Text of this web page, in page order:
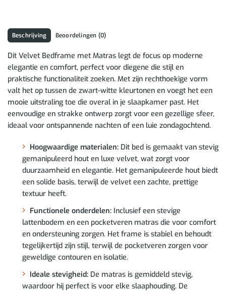
Beschrijving Beoordelingen (0)
Dit Velvet Bedframe met Matras legt de focus op moderne
elegantie en comfort, perfect voor diegene die stijl en
praktische functionaliteit zoeken. Met zijn rechthoekige vorm
valt het op tussen de zwart-witte kleurtonen en voegt het een
mooie uitstraling toe die overal in je slaapkamer past. Het
eenvoudige en strakke ontwerp zorgt voor een gezellige sfeer,
ideaal voor ontspannende nachten of een luie zondagochtend.
Hoogwaardige materialen:Dit bed is gemaakt van stevig
gemanipuleerd hout en luxe velvet, wat zorgt voor
duurzaamheid en elegantie. Het gemanipuleerde hout biedt
een solide basis, terwijl de velvet een zachte, prettige
textuur heeft.
Functionele onderdelen:Inclusief een stevige
lattenbodem en een pocketveren matras die voor comfort
en ondersteuning zorgen. Het frame is stabiel en behoudt
tegelijkertijd zijn stijl, terwijl de pocketveren zorgen voor
geweldige contouren en isolatie.
Ideale stevigheid:De matras is gemiddeld stevig,
waardoor hij perfect is voor elke slaaphouding. De